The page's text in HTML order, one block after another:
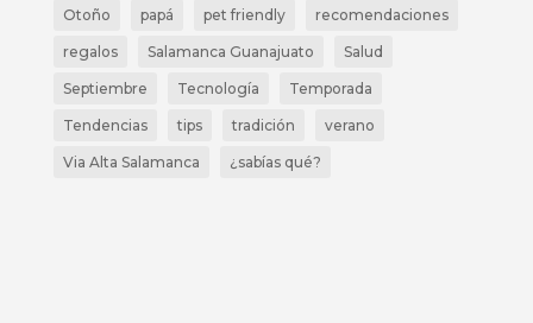
Otoño papá pet friendly recomendaciones
regalos Salamanca Guanajuato Salud
Septiembre Tecnología Temporada
Tendencias tips tradición verano
Via Alta Salamanca ¿sabías qué?